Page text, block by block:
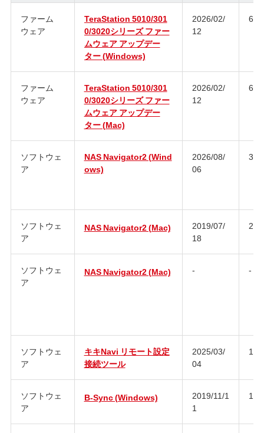
ファーム
ウェア
TeraStation 5010/301
0/3020シリーズ ファー
ムウェア アップデー
ター (Windows)
2026/02/
12
ファーム
ウェア
TeraStation 5010/301
0/3020シリーズ ファー
ムウェア アップデー
ター (Mac)
2026/02/
12
ソフトウェ
ア
NAS Navigator2 (Wind
ows)
2026/08/
06
ソフトウェ
ア
NAS Navigator2 (Mac)
2019/07/
18
ソフトウェ
ア
NAS Navigator2 (Mac) - -
ソフトウェ
ア
キキNavi リモート設定
接続ツール
2025/03/
04
ソフトウェ
ア
B-Sync (Windows)
2019/11/1
1